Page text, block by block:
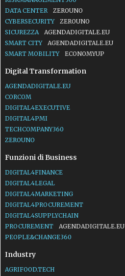
DATA CENTER
ZEROUNO
CYBERSECURITY
ZEROUNO
SICUREZZA
AGENDADIGITALE.EU
SMART CITY
AGENDADIGITALE.EU
SMART MOBILITY
ECONOMYUP
Digital Transformation
AGENDADIGITALE.EU
CORCOM
DIGITAL4EXECUTIVE
DIGITAL4PMI
TECHCOMPANY360
ZEROUNO
Funzioni di Business
DIGITAL4FINANCE
DIGITAL4LEGAL
DIGITAL4MARKETING
DIGITAL4PROCUREMENT
DIGITAL4SUPPLYCHAIN
PROCUREMENT
AGENDADIGITALE.EU
PEOPLE&CHANGE360
Industry
AGRIFOOD.TECH